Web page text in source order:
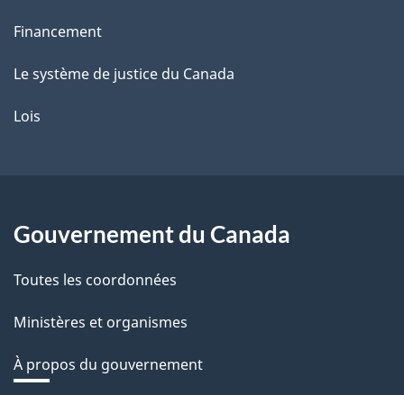
Financement
Le système de justice du Canada
Lois
Gouvernement du Canada
Toutes les coordonnées
Ministères et organismes
À propos du gouvernement